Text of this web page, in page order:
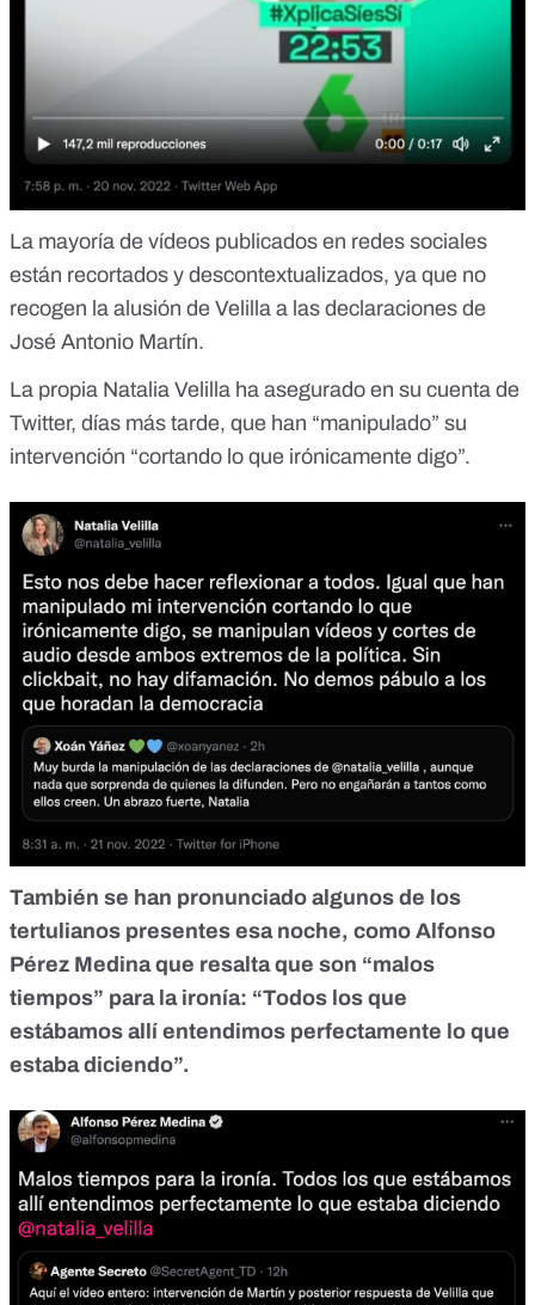
La mayoría de vídeos publicados en redes sociales
están recortados y descontextualizados, ya que no
recogen la alusión de Velilla a las declaraciones de
José Antonio Martín.
La propia Natalia Velilla ha asegurado en su cuenta de
Twitter, días más tarde, que han “manipulado” su
intervención “cortando lo que irónicamente digo”.
También se han pronunciado algunos de los
tertulianos presentes esa noche, como Alfonso
Pérez Medinaque resalta que son “malos
tiempos” para la ironía: “Todos los que
estábamos allí entendimos perfectamente lo que
estaba diciendo”.